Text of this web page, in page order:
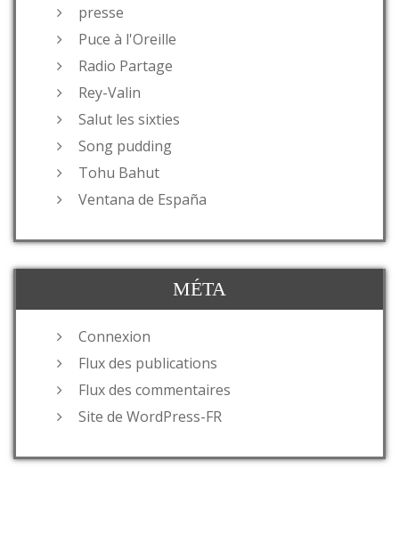
presse
Puce à l'Oreille
Radio Partage
Rey-Valin
Salut les sixties
Song pudding
Tohu Bahut
Ventana de España
MÉTA
Connexion
Flux des publications
Flux des commentaires
Site de WordPress-FR